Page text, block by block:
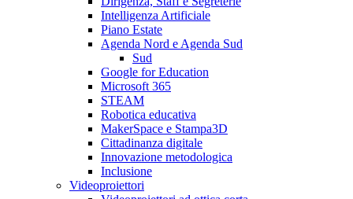
Intelligenza Artificiale
Piano Estate
Agenda Nord e Agenda Sud
Sud
Google for Education
Microsoft 365
STEAM
Robotica educativa
MakerSpace e Stampa3D
Cittadinanza digitale
Innovazione metodologica
Inclusione
Videoproiettori